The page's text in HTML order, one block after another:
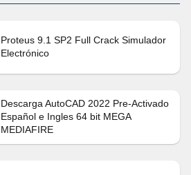
Proteus 9.1 SP2 Full Crack Simulador
Electrónico
Descarga AutoCAD 2022 Pre-Activado
Español e Ingles 64 bit MEGA
MEDIAFIRE